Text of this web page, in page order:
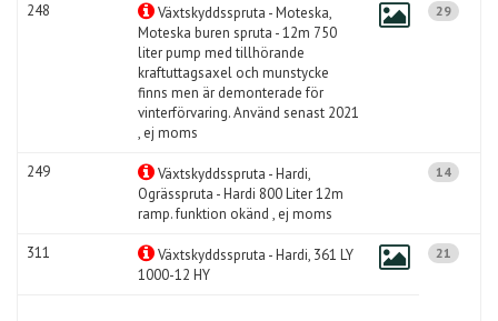
248
Växtskyddsspruta - Moteska,
Moteska buren spruta - 12m 750
liter pump med tillhörande
kraftuttagsaxel och munstycke
finns men är demonterade för
vinterförvaring. Använd senast 2021
, ej moms
29
249
Växtskyddsspruta - Hardi,
Ogrässpruta - Hardi 800 Liter 12m
ramp. funktion okänd , ej moms
14
311
Växtskyddsspruta - Hardi, 361 LY
1000-12 HY
21